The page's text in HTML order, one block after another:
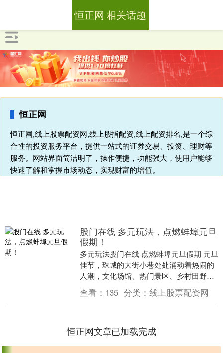
恒正网
恒正网,线上股票配资网,线上股指配资,线上配资排名,是一个综
合性的投资服务平台，提供一站式的证券交易、投资、理财等
服务。网站界面简洁明了，操作便捷，功能强大，使用户能够
快速了解和掌握市场动态，实现财富的增值。
恒正网 相关话题
股门在线 多元玩法，点燃蚌埠元旦
假期！
多元玩法股门在线 点燃蚌埠元旦假期 元旦
佳节，珠城的大街小巷处处涌动着热闹的
人潮，文化场馆、热门景区、乡村田野、
影院商圈齐发力，文化体验、山水乐趣、
田园浪漫、乡....
查看： 135 分类： 线上股票配资网
恒正网文章已加载完成